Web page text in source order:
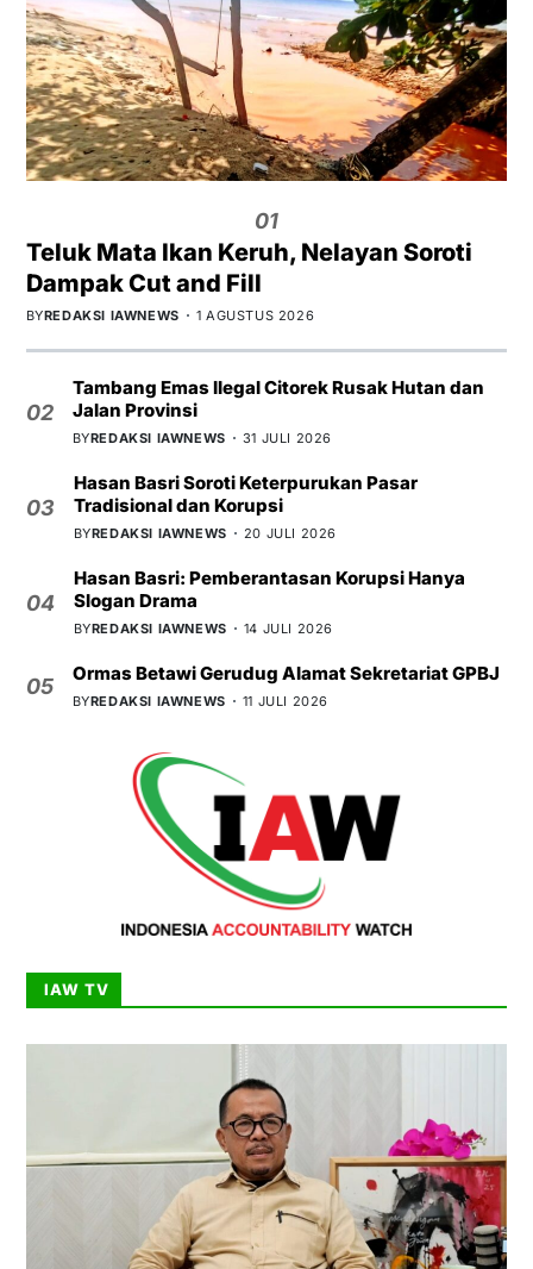
01
Teluk Mata Ikan Keruh, Nelayan Soroti
Dampak Cut and Fill
BYREDAKSI IAWNEWS 1 AGUSTUS 2026
02
Tambang Emas Ilegal Citorek Rusak Hutan dan
Jalan Provinsi
BYREDAKSI IAWNEWS 31 JULI 2026
03
Hasan Basri Soroti Keterpurukan Pasar
Tradisional dan Korupsi
BYREDAKSI IAWNEWS 20 JULI 2026
04
Hasan Basri: Pemberantasan Korupsi Hanya
Slogan Drama
BYREDAKSI IAWNEWS 14 JULI 2026
05
Ormas Betawi Gerudug Alamat Sekretariat GPBJ
BYREDAKSI IAWNEWS 11 JULI 2026
IAW TV